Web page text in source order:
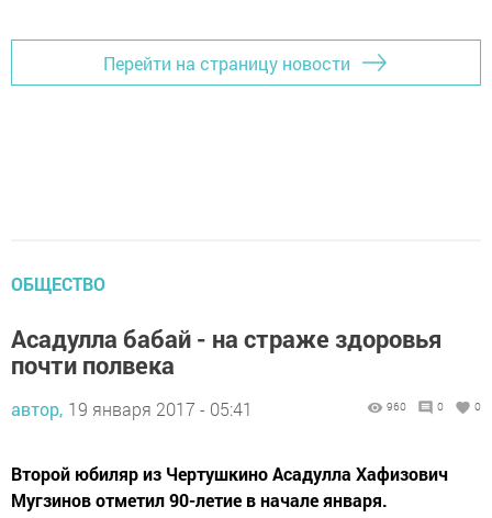
Перейти на страницу новости
ОБЩЕСТВО
Асадулла бабай - на страже здоровья
почти полвека
автор, 19 января 2017 - 05:41 960 0 0
Второй юбиляр из Чертушкино Асадулла Хафизович
Мугзинов отметил 90-летие в начале января.